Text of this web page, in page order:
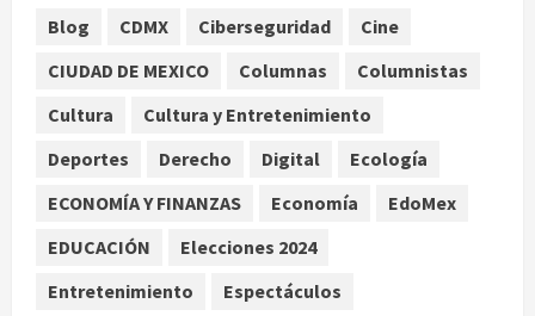
Lotería Nacional emite billete por
centenario de la Asociación de
agosto 7, 2026
Desplome de la IA arrastra a fondos
estrella de Wall Street
Blog CDMX Ciberseguridad
Cine
CIUDAD DE MEXICO
Columnas
Columnistas
Cultura
Cultura y Entretenimiento
Deportes
Derecho Digital
Ecología
ECONOMÍA Y FINANZAS
Economía
EdoMex
EDUCACIÓN
Elecciones 2024
Entretenimiento
Espectáculos